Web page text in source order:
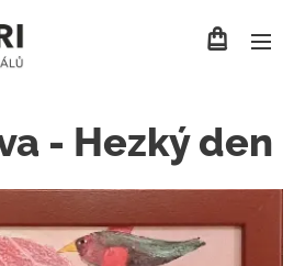
- Hezký den